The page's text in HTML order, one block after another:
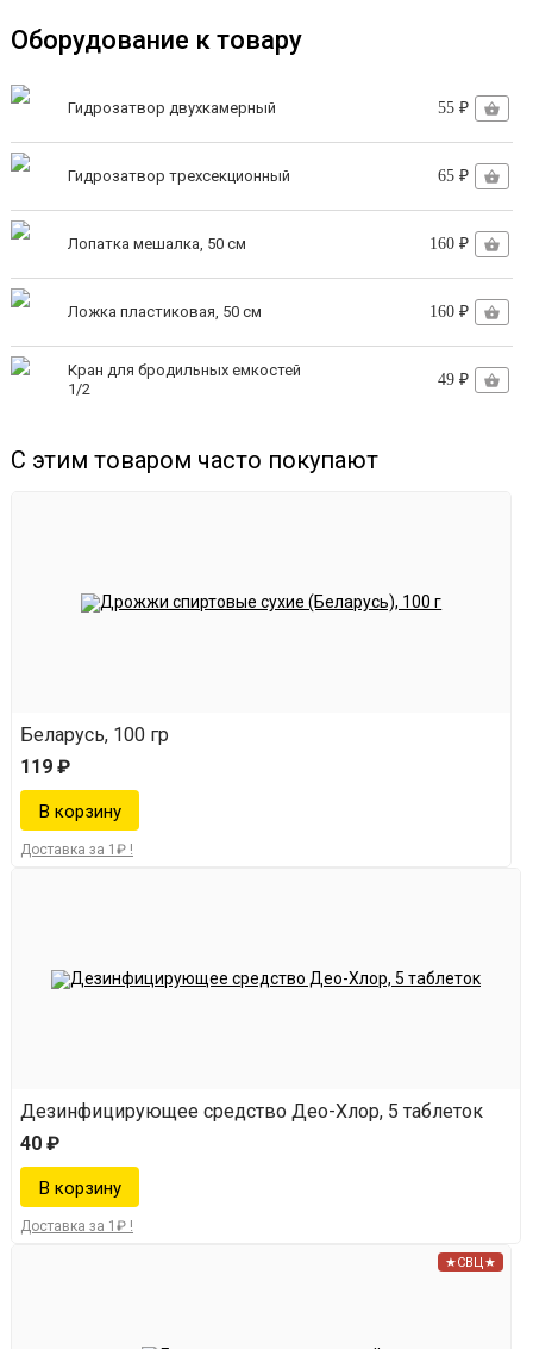
Оборудование к товару
Гидрозатвор двухкамерный 55 ₽
Гидрозатвор трехсекционный 65 ₽
Лопатка мешалка, 50 см 160 ₽
Ложка пластиковая, 50 см 160 ₽
Кран для бродильных емкостей
1/2
49 ₽
С этим товаром часто покупают
Беларусь, 100 гр
119 ₽
Доставка за 1₽ !
Дезинфицирующее средство Део-Хлор, 5 таблеток
40 ₽
Доставка за 1₽ !
★СВЦ★